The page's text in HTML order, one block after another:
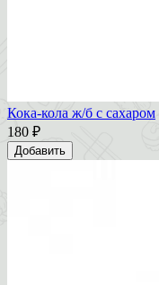
Кока-кола ж/б с сахаром
180 ₽
Добавить